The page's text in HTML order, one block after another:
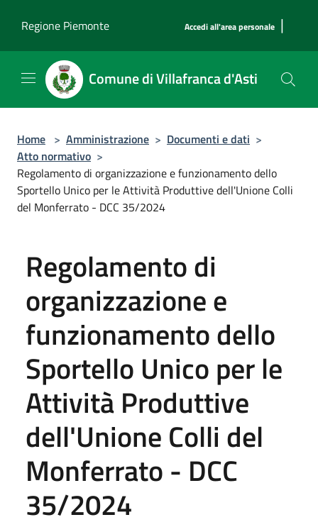
Regione Piemonte
Accedi all'area personale |
Comune di Villafranca d'Asti
Home > Amministrazione > Documenti e dati >
Atto normativo >
Regolamento di organizzazione e funzionamento dello
Sportello Unico per le Attività Produttive dell'Unione Colli
del Monferrato - DCC 35/2024
Regolamento di
organizzazione e
funzionamento dello
Sportello Unico per le
Attività Produttive
dell'Unione Colli del
Monferrato - DCC
35/2024